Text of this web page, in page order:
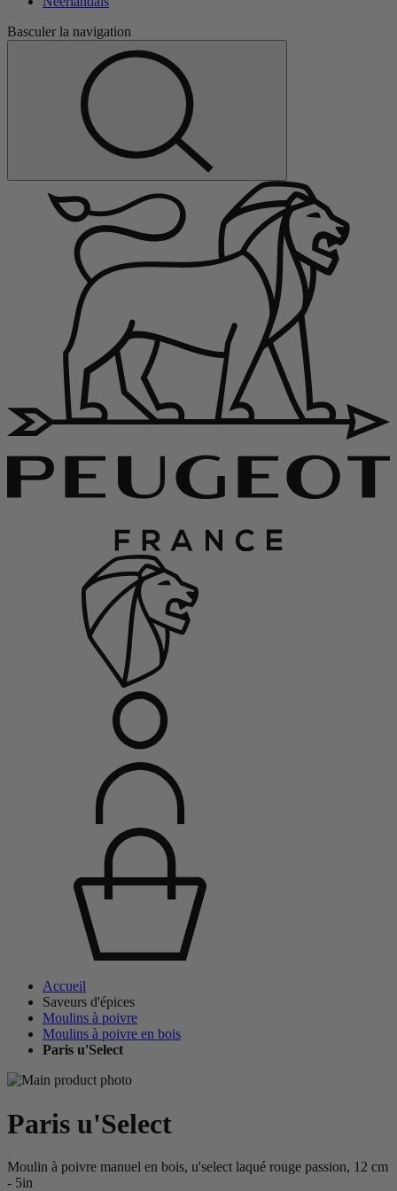
Basculer la navigation
Accueil
Saveurs d'épices
Moulins à poivre
Moulins à poivre en bois
Paris u'Select
Paris u'Select
Moulin à poivre manuel en bois, u'select laqué rouge passion, 12 cm
- 5in